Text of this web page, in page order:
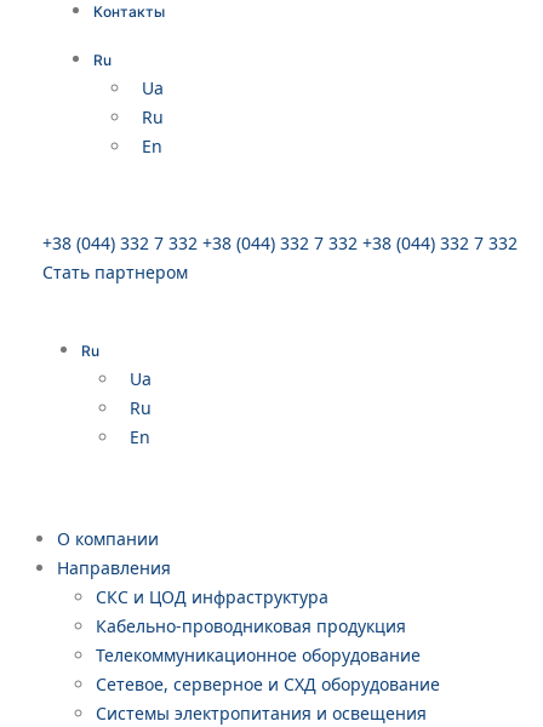
Контакты
Ru
Ua
Ru
En
+38 (044) 332 7 332 +38 (044) 332 7 332 +38 (044) 332 7 332
Стать партнером
Ru
Ua
Ru
En
О компании
Направления
СКС и ЦОД инфраструктура
Кабельно-проводниковая продукция
Телекоммуникационное оборудование
Сетевое, серверное и СХД оборудование
Системы электропитания и освещения